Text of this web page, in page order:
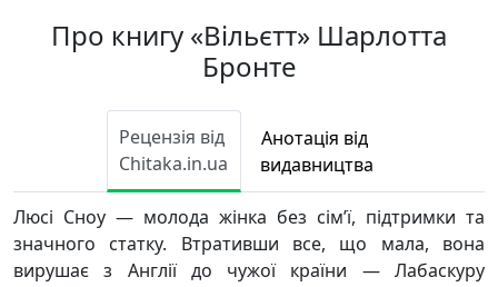
Про книгу «Вільєтт» Шарлотта
Бронте
Рецензія від
Chitaka.in.ua
Анотація від
видавництва
Люсі Сноу — молода жінка без сім’ї, підтримки та
значного статку. Втративши все, що мала, вона
вирушає з Англії до чужої країни — Лабаскуру